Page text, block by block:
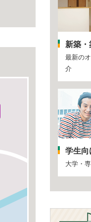
新築
最新の
介
学生
大学・